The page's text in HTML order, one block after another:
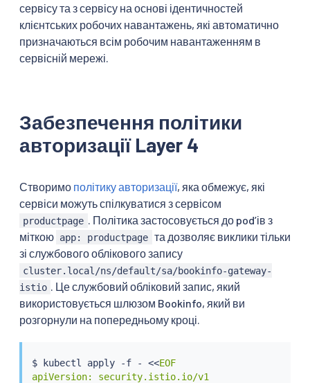
сервісу та з сервісу на основі ідентичностей
клієнтських робочих навантажень, які автоматично
призначаються всім робочим навантаженням в
сервісній мережі.
Забезпечення політики
авторизації Layer 4
Створимо політику авторизації, яка обмежує, які
сервіси можуть спілкуватися з сервісом
productpage
. Політика застосовується до podʼів з
міткою app: productpage та дозволяє виклики тільки
зі службового облікового запису
cluster.local/ns/default/sa/bookinfo-gateway-
istio
. Це службовий обліковий запис, який
використовується шлюзом Bookinfo, який ви
розгорнули на попередньому кроці.
$ kubectl apply -f - <<EOF
apiVersion: security.istio.io/v1